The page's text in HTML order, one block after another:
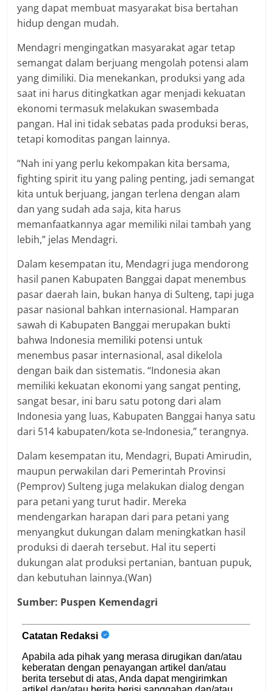
yang dapat membuat masyarakat bisa bertahan
hidup dengan mudah.
Mendagri mengingatkan masyarakat agar tetap
semangat dalam berjuang mengolah potensi alam
yang dimiliki. Dia menekankan, produksi yang ada
saat ini harus ditingkatkan agar menjadi kekuatan
ekonomi termasuk melakukan swasembada
pangan. Hal ini tidak sebatas pada produksi beras,
tetapi komoditas pangan lainnya.
“Nah ini yang perlu kekompakan kita bersama,
fighting spirit itu yang paling penting, jadi semangat
kita untuk berjuang, jangan terlena dengan alam
dan yang sudah ada saja, kita harus
memanfaatkannya agar memiliki nilai tambah yang
lebih,” jelas Mendagri.
Dalam kesempatan itu, Mendagri juga mendorong
hasil panen Kabupaten Banggai dapat menembus
pasar daerah lain, bukan hanya di Sulteng, tapi juga
pasar nasional bahkan internasional. Hamparan
sawah di Kabupaten Banggai merupakan bukti
bahwa Indonesia memiliki potensi untuk
menembus pasar internasional, asal dikelola
dengan baik dan sistematis. “Indonesia akan
memiliki kekuatan ekonomi yang sangat penting,
sangat besar, ini baru satu potong dari alam
Indonesia yang luas, Kabupaten Banggai hanya satu
dari 514 kabupaten/kota se-Indonesia,” terangnya.
Dalam kesempatan itu, Mendagri, Bupati Amirudin,
maupun perwakilan dari Pemerintah Provinsi
(Pemprov) Sulteng juga melakukan dialog dengan
para petani yang turut hadir. Mereka
mendengarkan harapan dari para petani yang
menyangkut dukungan dalam meningkatkan hasil
produksi di daerah tersebut. Hal itu seperti
dukungan alat produksi pertanian, bantuan pupuk,
dan kebutuhan lainnya.(Wan)
Sumber: Puspen Kemendagri